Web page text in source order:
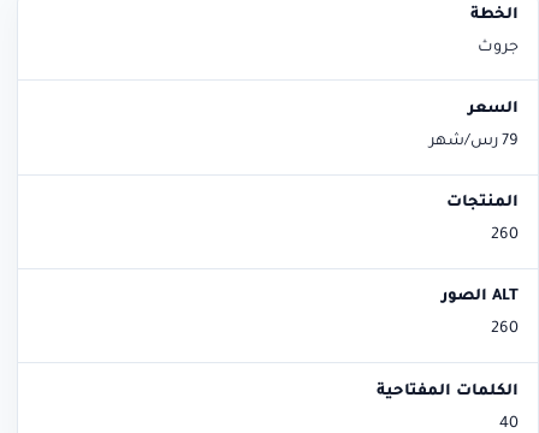
جروث
79 رس/شهر
260
260
40